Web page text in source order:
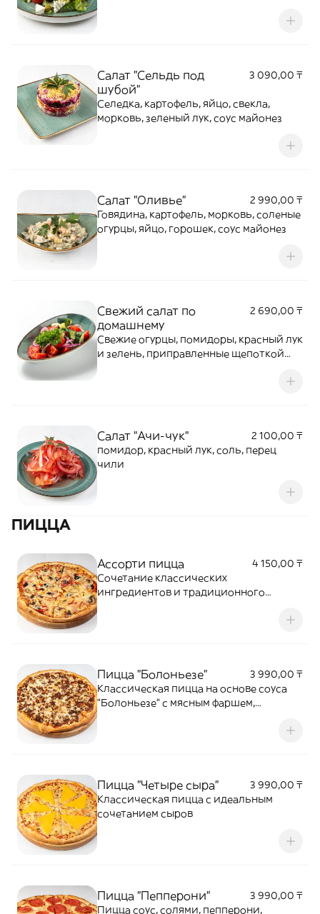
Салат "Сельдь под
шубой"
3 090,00 ₸
Селедка, картофель, яйцо, свекла,
морковь, зеленый лук, соус майонез
Салат "Оливье"
2 990,00 ₸
Говядина, картофель, морковь, соленые
огурцы, яйцо, горошек, соус майонез
Свежий салат по
домашнему
2 690,00 ₸
Свежие огурцы, помидоры, красный лук
и зелень, приправленные щепоткой
Простой, вкусный и знакомый с детства
шақтың дәмі — қарапайым әрі дәмді.
Салат "Ачи-чук"
2 100,00 ₸
помидор, красный лук, соль, перец
чили
ПИЦЦА
Ассорти пицца
4 150,00 ₸
Сочетание классических
ингредиентов и традиционного
Пицца "Болоньезе"
3 990,00 ₸
Классическая пицца на основе соуса
"Болоньезе" с мясным фаршем,
Пицца "Четыре сыра"
3 990,00 ₸
Классическая пицца с идеальным
сочетанием сыров
Пицца "Пепперони"
3 990,00 ₸
Пицца соус, солями, пепперони,